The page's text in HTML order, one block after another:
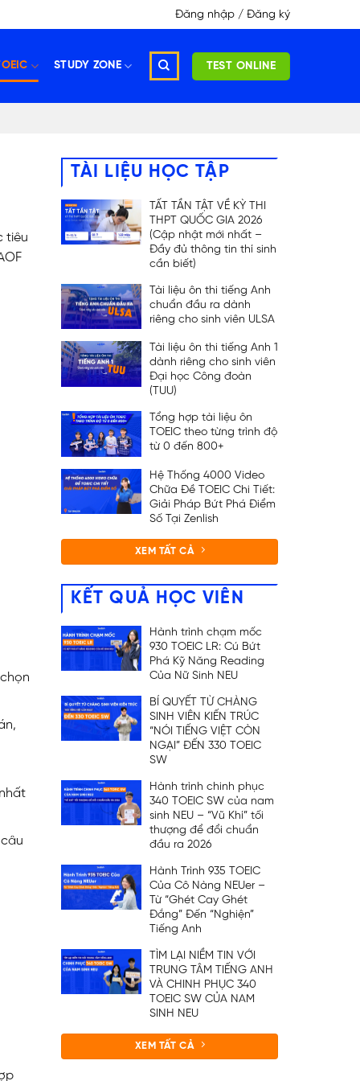
Đăng nhập / Đăng ký
STUDY ZONE TEST ONLINE
tiêu
TÀI LIỆU HỌC TẬP
TẤT TẦN TẬT VỀ KỲ THI
THPT QUỐC GIA 2026
(Cập nhật mới nhất –
Đầy đủ thông tin thí sinh
cần biết)
Tài liệu ôn thi tiếng Anh
chuẩn đầu ra dành
riêng cho sinh viên ULSA
Tài liệu ôn thi tiếng Anh 1
dành riêng cho sinh viên
Đại học Công đoàn
(TUU)
Tổng hợp tài liệu ôn
TOEIC theo từng trình độ
từ 0 đến 800+
Hệ Thống 4000 Video
Chữa Đề TOEIC Chi Tiết:
Giải Pháp Bứt Phá Điểm
Số Tại Zenlish
XEM TẤT CẢ
KẾT QUẢ HỌC VIÊN
Hành trình chạm mốc
930 TOEIC LR: Cú Bứt
Phá Kỹ Năng Reading
Của Nữ Sinh NEU
BÍ QUYẾT TỪ CHÀNG
SINH VIÊN KIẾN TRÚC
“NÓI TIẾNG VIỆT CÒN
NGẠI” ĐẾN 330 TOEIC
SW
Hành trình chinh phục
340 TOEIC SW của nam
sinh NEU – “Vũ Khí” tối
thượng để đổi chuẩn
đầu ra 2026
Hành Trình 935 TOEIC
Của Cô Nàng NEUer –
Từ “Ghét Cay Ghét
Đắng” Đến “Nghiện”
Tiếng Anh
TÌM LẠI NIỀM TIN VỚI
TRUNG TÂM TIẾNG ANH
VÀ CHINH PHỤC 340
TOEIC SW CỦA NAM
SINH NEU
XEM TẤT CẢ